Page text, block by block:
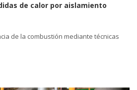
de calor por aislamiento
de la combustión mediante técnicas